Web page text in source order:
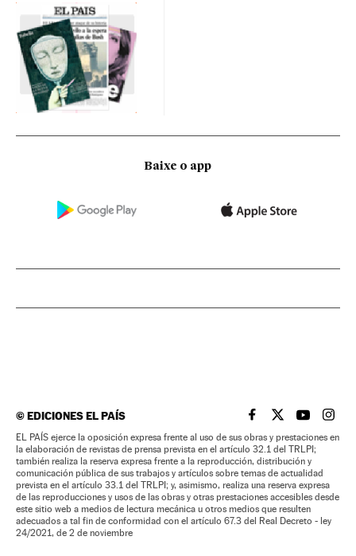
Baixe o app
©EDICIONES EL PAÍS EL PAÍS BRASIL EN
EL PAÍSEL PAÍS
EL
EL PAÍS ejerce la oposición expresa frente al uso de sus obras y prestaciones en
la elaboración de revistas de prensa prevista en el artículo 32.1 del TRLPI;
también realiza la reserva expresa frente a la reproducción, distribución y
comunicación pública de sus trabajos y artículos sobre temas de actualidad
prevista en el artículo 33.1 del TRLPI; y, asimismo, realiza una reserva expresa
de las reproducciones y usos de las obras y otras prestaciones accesibles desde
este sitio web a medios de lectura mecánica u otros medios que resulten
adecuados a tal fin de conformidad con el artículo 67.3 del Real Decreto - ley
24/2021, de 2 de noviembre